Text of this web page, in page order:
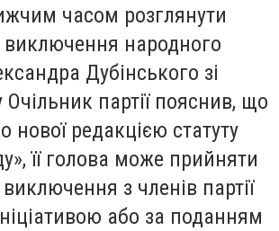
часом розглянути
народного
Дубінського зі
Очільник партії пояснив, що
нової редакцією статуту
її голова може прийняти
з членів партії
або за поданням